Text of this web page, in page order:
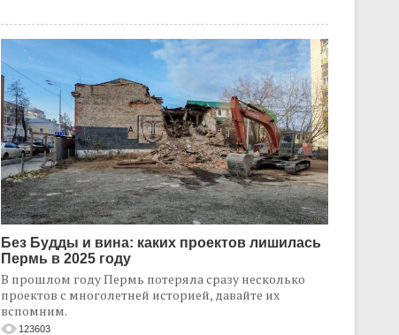
Без Будды и вина: каких проектов лишилась
Пермь в 2025 году
В прошлом году Пермь потеряла сразу несколько
проектов с многолетней историей, давайте их
вспомним.
123603